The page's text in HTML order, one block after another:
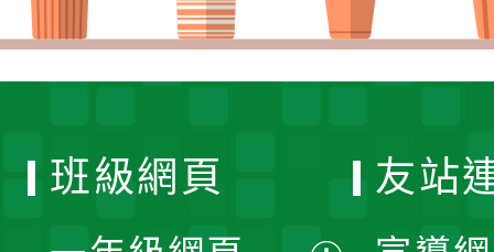
班級網頁 友站